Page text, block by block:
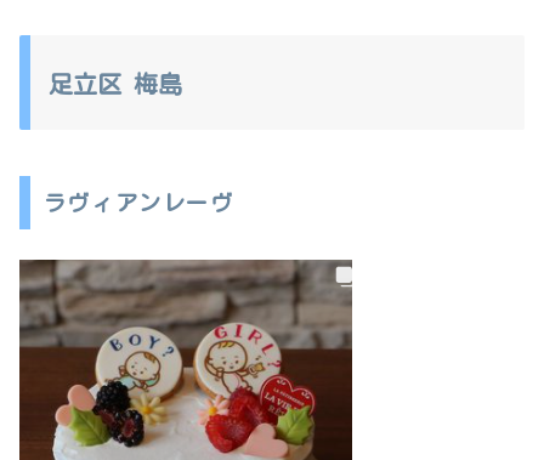
足立区 梅島
ラヴィアンレーヴ